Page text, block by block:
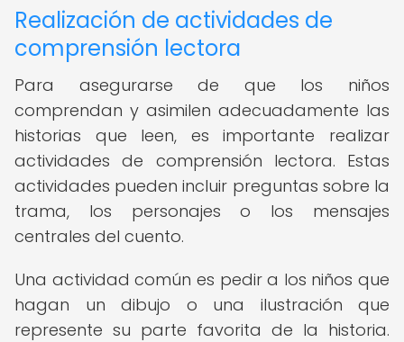
Realización de actividades de
comprensión lectora
Para asegurarse de que los niños
comprendan y asimilen adecuadamente las
historias que leen, es importante realizar
actividades de comprensión lectora. Estas
actividades pueden incluir preguntas sobre la
trama, los personajes o los mensajes
centrales del cuento.
Una actividad común es pedir a los niños que
hagan un dibujo o una ilustración que
represente su parte favorita de la historia.